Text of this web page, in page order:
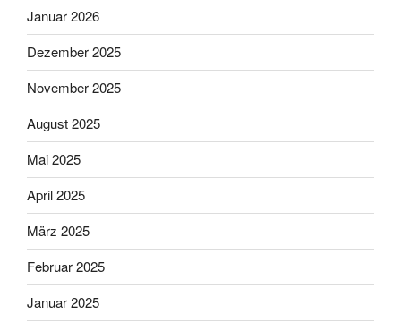
Januar 2026
Dezember 2025
November 2025
August 2025
Mai 2025
April 2025
März 2025
Februar 2025
Januar 2025